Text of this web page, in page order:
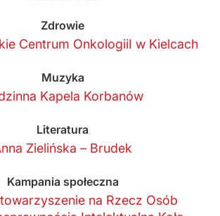
Zdrowie
Centrum OnkologiiI w Kielcach
Muzyka
Kapela Korbanów
Literatura
Zielińska – Brudek
Kampania społeczna
na Rzecz Osób